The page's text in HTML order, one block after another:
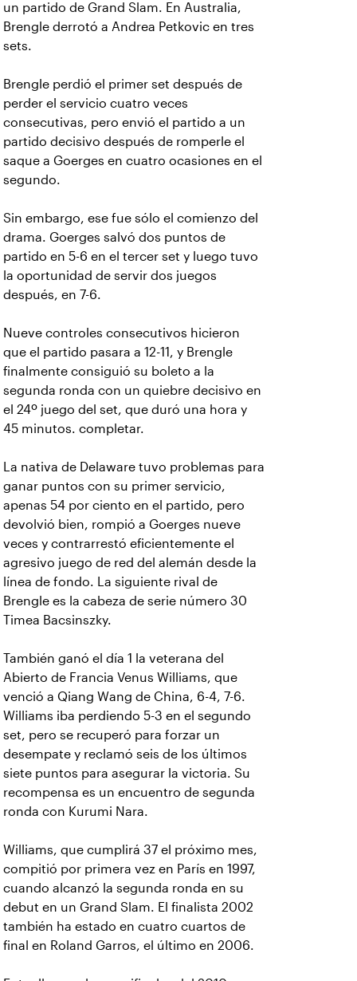
un partido de Grand Slam. En Australia,
Brengle derrotó a Andrea Petkovic en tres
sets.
Brengle perdió el primer set después de
perder el servicio cuatro veces
consecutivas, pero envió el partido a un
partido decisivo después de romperle el
saque a Goerges en cuatro ocasiones en el
segundo.
Sin embargo, ese fue sólo el comienzo del
drama. Goerges salvó dos puntos de
partido en 5-6 en el tercer set y luego tuvo
la oportunidad de servir dos juegos
después, en 7-6.
Nueve controles consecutivos hicieron
que el partido pasara a 12-11, y Brengle
finalmente consiguió su boleto a la
segunda ronda con un quiebre decisivo en
el 24º juego del set, que duró una hora y
45 minutos. completar.
La nativa de Delaware tuvo problemas para
ganar puntos con su primer servicio,
apenas 54 por ciento en el partido, pero
devolvió bien, rompió a Goerges nueve
veces y contrarrestó eficientemente el
agresivo juego de red del alemán desde la
línea de fondo. La siguiente rival de
Brengle es la cabeza de serie número 30
Timea Bacsinszky.
También ganó el día 1 la veterana del
Abierto de Francia Venus Williams, que
venció a Qiang Wang de China, 6-4, 7-6.
Williams iba perdiendo 5-3 en el segundo
set, pero se recuperó para forzar un
desempate y reclamó seis de los últimos
siete puntos para asegurar la victoria. Su
recompensa es un encuentro de segunda
ronda con Kurumi Nara.
Williams, que cumplirá 37 el próximo mes,
compitió por primera vez en París en 1997,
cuando alcanzó la segunda ronda en su
debut en un Grand Slam. El finalista 2002
también ha estado en cuatro cuartos de
final en Roland Garros, el último en 2006.